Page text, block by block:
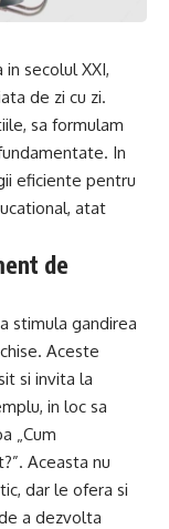
secolul XXI,
de zi cu zi.
sa formulam
In
eficiente pentru
atat
de
stimula gandirea
Aceste
si invita la
in loc sa
„Cum
Aceasta nu
dar le ofera si
a dezvolta